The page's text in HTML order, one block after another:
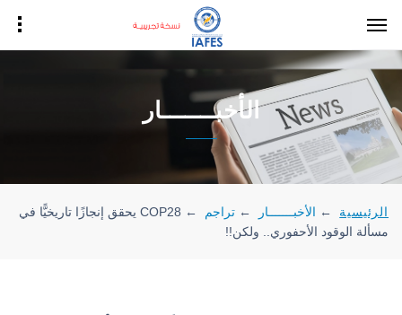
الأخبـــــــار
الرئيسية ← الأخبـــــــار ← تراجم ←
COP28 يحقق إنجازًا تاريخيًّا في
مسألة الوقود الأحفوري.. ولكن!!